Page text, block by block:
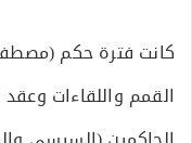
كانت فترة حكم
القمم واللقاءات